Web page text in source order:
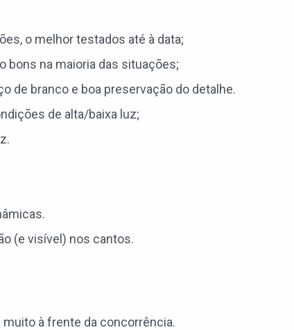
o melhor testados até à data;
bons na maioria das situações;
de branco e boa preservação do detalhe.
de alta/baixa luz;
(e visível) nos cantos.
à frente da concorrência.